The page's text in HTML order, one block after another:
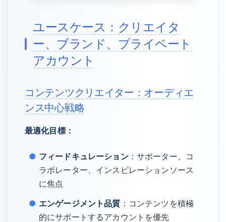
ユースケース：クリエイタ
ー、ブランド、プライベート
アカウント
コンテンツクリエイター：オーディエ
ンス中心戦略
最適化目標：
フィードキュレーション：サポーター、コ
ラボレーター、インスピレーションソース
に焦点
エンゲージメント品質 ：コンテンツを積極
的にサポートするアカウントを優先